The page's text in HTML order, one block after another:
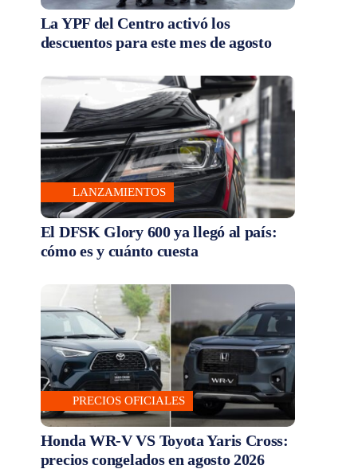
La YPF del Centro activó los
descuentos para este mes de agosto
LANZAMIENTOS
El DFSK Glory 600 ya llegó al país:
cómo es y cuánto cuesta
PRECIOS OFICIALES
Honda WR-V VS Toyota Yaris Cross:
precios congelados en agosto 2026